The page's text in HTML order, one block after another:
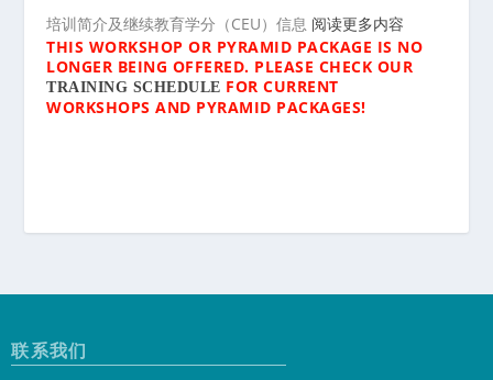
培训简介及继续教育学分（CEU）信息 阅读更多内容
THIS WORKSHOP OR PYRAMID PACKAGE IS NO
LONGER BEING OFFERED. PLEASE CHECK OUR
TRAINING SCHEDULE FOR CURRENT
WORKSHOPS AND PYRAMID PACKAGES!
联系我们